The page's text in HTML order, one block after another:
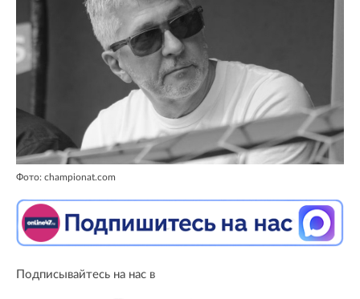
Фото: championat.com
Подписывайтесь на нас в